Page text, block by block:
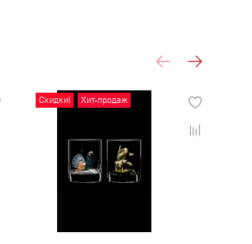
Скидки! Хит-продаж